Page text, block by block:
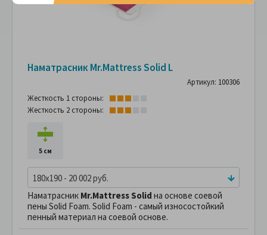
Наматрасник Mr.Mattress Solid L
Артикул: 100306
Жесткость 1 стороны:
Жесткость 2 стороны:
5 см
180x190 - 20 002 руб.
Наматрасник Mr.Mattress Solid на основе соевой
пены Solid Foam. Solid Foam - самый износостойкий
пенный материал на соевой основе.